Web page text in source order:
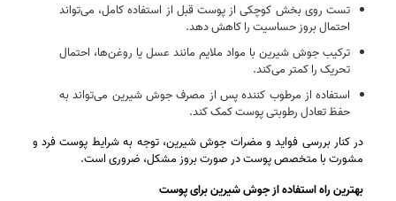
تست روی بخش کوچکی از پوست قبل از استفاده کامل، می‌تواند
احتمال بروز حساسیت را کاهش دهد.
ترکیب جوش شیرین با مواد ملایم مانند عسل یا روغن‌ها، احتمال
تحریک را کمتر می‌کند.
استفاده از مرطوب‌ کننده پس از مصرف جوش شیرین می‌تواند به
حفظ تعادل رطوبتی پوست کمک کند.
در کنار بررسی فواید و مضرات جوش شیرین، توجه به شرایط پوست فرد و
مشورت با متخصص پوست در صورت بروز مشکل، ضروری است.
بهترین راه استفاده از جوش شیرین برای پوست